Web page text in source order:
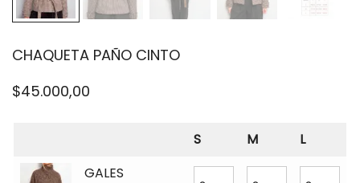
CHAQUETA PAÑO CINTO
$45.000,00
S M
L
GALES